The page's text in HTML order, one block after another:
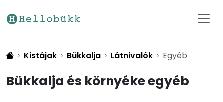
Kistájak Bükkalja Látnivalók Egyéb
Bükkalja és környéke egyéb